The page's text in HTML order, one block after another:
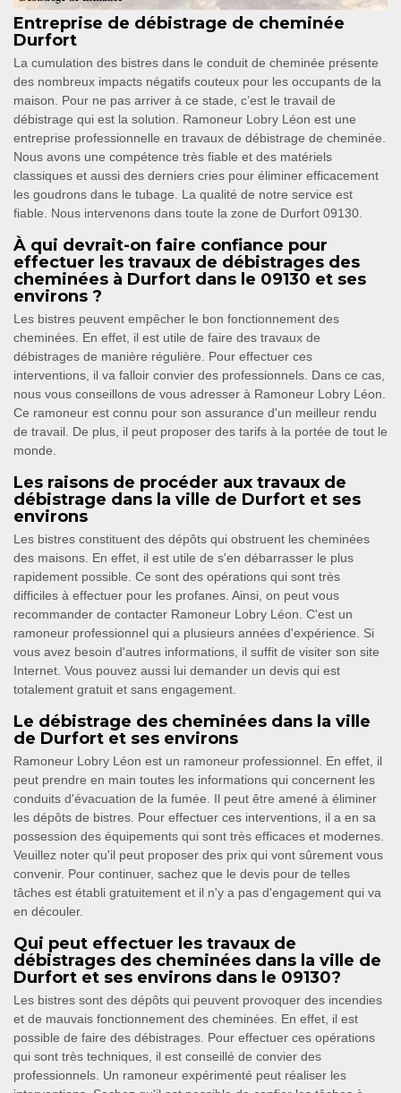
Entreprise de débistrage de cheminée
Durfort
La cumulation des bistres dans le conduit de cheminée présente
des nombreux impacts négatifs couteux pour les occupants de la
maison. Pour ne pas arriver à ce stade, c’est le travail de
débistrage qui est la solution. Ramoneur Lobry Léon est une
entreprise professionnelle en travaux de débistrage de cheminée.
Nous avons une compétence très fiable et des matériels
classiques et aussi des derniers cries pour éliminer efficacement
les goudrons dans le tubage. La qualité de notre service est
fiable. Nous intervenons dans toute la zone de Durfort 09130.
À qui devrait-on faire confiance pour
effectuer les travaux de débistrages des
cheminées à Durfort dans le 09130 et ses
environs ?
Les bistres peuvent empêcher le bon fonctionnement des
cheminées. En effet, il est utile de faire des travaux de
débistrages de manière régulière. Pour effectuer ces
interventions, il va falloir convier des professionnels. Dans ce cas,
nous vous conseillons de vous adresser à Ramoneur Lobry Léon.
Ce ramoneur est connu pour son assurance d'un meilleur rendu
de travail. De plus, il peut proposer des tarifs à la portée de tout le
monde.
Les raisons de procéder aux travaux de
débistrage dans la ville de Durfort et ses
environs
Les bistres constituent des dépôts qui obstruent les cheminées
des maisons. En effet, il est utile de s'en débarrasser le plus
rapidement possible. Ce sont des opérations qui sont très
difficiles à effectuer pour les profanes. Ainsi, on peut vous
recommander de contacter Ramoneur Lobry Léon. C'est un
ramoneur professionnel qui a plusieurs années d'expérience. Si
vous avez besoin d'autres informations, il suffit de visiter son site
Internet. Vous pouvez aussi lui demander un devis qui est
totalement gratuit et sans engagement.
Le débistrage des cheminées dans la ville
de Durfort et ses environs
Ramoneur Lobry Léon est un ramoneur professionnel. En effet, il
peut prendre en main toutes les informations qui concernent les
conduits d'évacuation de la fumée. Il peut être amené à éliminer
les dépôts de bistres. Pour effectuer ces interventions, il a en sa
possession des équipements qui sont très efficaces et modernes.
Veuillez noter qu'il peut proposer des prix qui vont sûrement vous
convenir. Pour continuer, sachez que le devis pour de telles
tâches est établi gratuitement et il n'y a pas d'engagement qui va
en découler.
Qui peut effectuer les travaux de
débistrages des cheminées dans la ville de
Durfort et ses environs dans le 09130?
Les bistres sont des dépôts qui peuvent provoquer des incendies
et de mauvais fonctionnement des cheminées. En effet, il est
possible de faire des débistrages. Pour effectuer ces opérations
qui sont très techniques, il est conseillé de convier des
professionnels. Un ramoneur expérimenté peut réaliser les